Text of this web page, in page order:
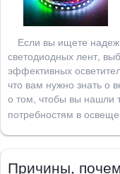
Если вы ищете
светодиодных лент,
эффективных
что вам нужно знать о
о том, чтобы вы нашли
потребностям в
Причины,